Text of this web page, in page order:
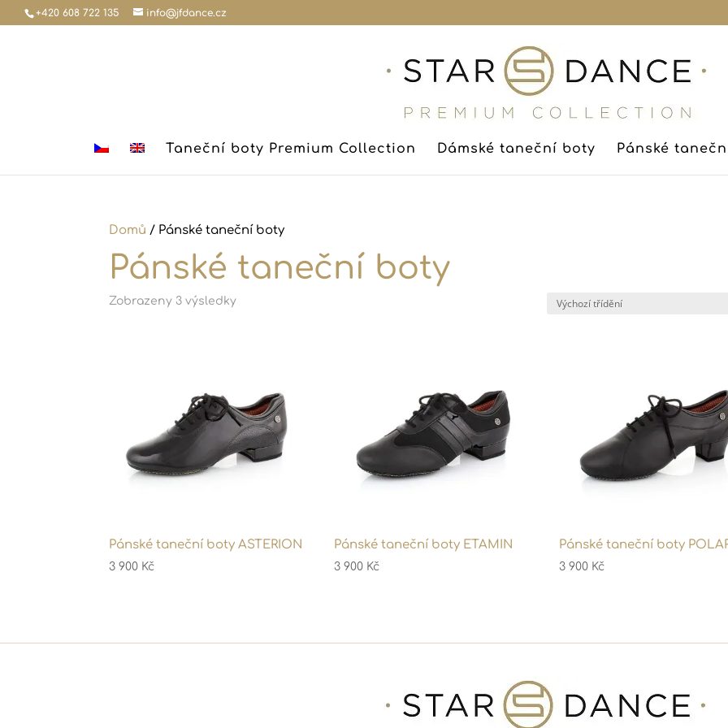
+420 608 722 135 info@jfdance.cz
Taneční boty Premium Collection Dámské taneční boty Pánské
Domů / Pánské taneční boty
Pánské taneční boty
Zobrazeny 3 výsledky
Pánské taneční boty ASTERION
3 900 Kč
Pánské taneční boty ETAMIN
3 900 Kč
Pánské taneční boty
3 900 Kč